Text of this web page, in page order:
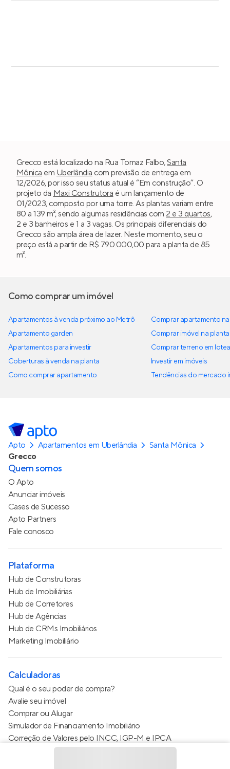
Grecco está localizado na Rua Tomaz Falbo,Santa
Mônica em Uberlândia com previsão de entrega em
12/2026, por isso seu status atual é “Em construção”. O
projeto da Maxi Construtora é um lançamento de
01/2023, composto por uma torre. As plantas variam entre
80 a 139 m², sendo algumas residências com 2 e 3 quartos,
2 e 3 banheiros e 1 a 3 vagas. Os principais diferenciais do
Grecco são ampla área de lazer. Neste momento, seu o
preço está a partir de R$ 790.000,00 para a planta de 85
m².
Como comprar um imóvel
Apartamentos à venda próximo ao Metrô
Apartamento garden
Apartamentos para investir
Coberturas à venda na planta
Como comprar apartamento
Comprar apartamento
Comprar imóvel na planta
Comprar terreno em
Investir em imóveis
Tendências do mercado
Apto Apartamentos em Uberlândia
Santa Mônica
Grecco
Quem somos
O Apto
Anunciar imóveis
Cases de Sucesso
Apto Partners
Fale conosco
Plataforma
Hub de Construtoras
Hub de Imobiliárias
Hub de Corretores
Hub de Agências
Hub de CRMs Imobiliários
Marketing Imobiliário
Calculadoras
Qual é o seu poder de compra?
Avalie seu imóvel
Comprar ou Alugar
Simulador de Financiamento Imobiliário
Correção de Valores pelo INCC, IGP-M e IPCA
Estimativa de valor do condomínio